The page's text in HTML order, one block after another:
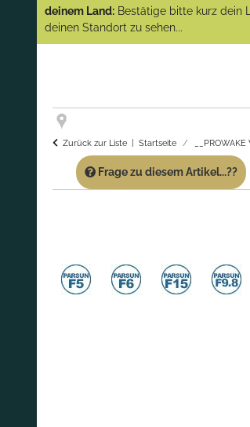
(Abverkauf)!
GARANTIE UND SERVICE:
deinem Land: Bestätige bitte kurz dein
deinen Standort zu sehen...
Zurück zur Liste Startseite
Frage zu diesem Artikel...??